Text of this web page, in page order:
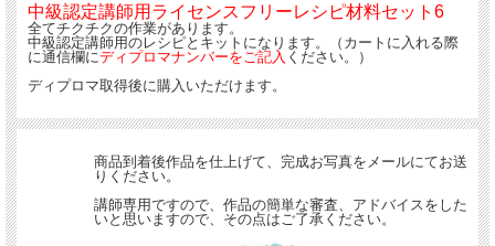
中級認定講師用ライセンスフリーレシピ材料セット6
全てチクチクの作業があります。
中級認定講師用のレシピとキットになります。（カートに入れる際
に通信欄にディプロマナンバーをご記入 ください。）
ディプロマ取得後に購入いただけます。
商品到着後作品を仕上げて、完成お写真をメールにてお送
りください。
講師専用ですので、作品の簡単な審査、アドバイスをした
いと思いますので、その点はご了承ください。